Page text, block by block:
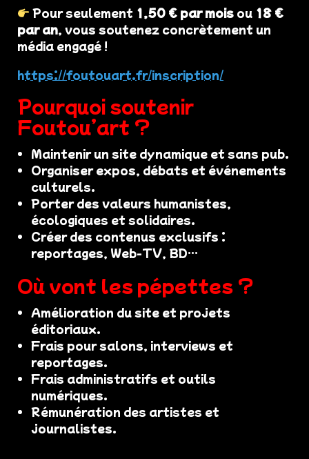
Pour seulement 1,50 € par mois ou 18 €
par an, vous soutenez concrètement un
média engagé !
https://foutouart.fr/inscription/
Pourquoi soutenir
Foutou’art ?
Maintenir un site dynamique et sans pub.
Organiser expos, débats et événements
culturels.
Porter des valeurs humanistes,
écologiques et solidaires.
Créer des contenus exclusifs :
reportages, Web-TV, BD…
Où vont les pépettes ?
Amélioration du site et projets
éditoriaux.
Frais pour salons, interviews et
reportages.
Frais administratifs et outils
numériques.
Rémunération des artistes et
journalistes.